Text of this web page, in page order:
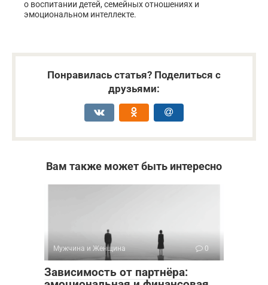
о воспитании детей, семейных отношениях и
эмоциональном интеллекте.
Понравилась статья? Поделиться с
друзьями:
Вам также может быть интересно
Мужчина и Женщина 0
Зависимость от партнёра: